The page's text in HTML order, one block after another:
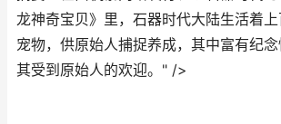
龙神奇宝贝》里，石器时代大陆生活着
宠物，供原始人捕捉养成，其中富有纪
其受到原始人的欢迎。" />